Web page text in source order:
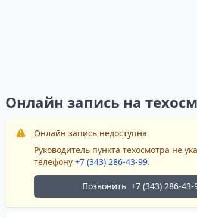
Онлайн запись на
Онлайн запись недоступна
Руководитель пункта техосмотра не
телефону+7 (343) 286-43-99.
Позвонить +7 (343) 286-43-